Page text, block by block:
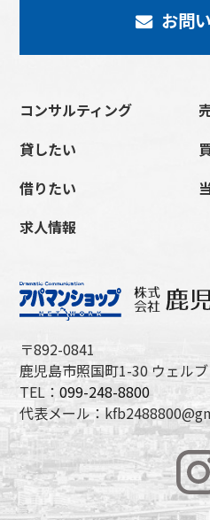
お問
コンサルティング
貸したい
借りたい
求人情報
〒892-0841
鹿児島市照国町1-30 ウェル
TEL：099-248-8800
代表メール：